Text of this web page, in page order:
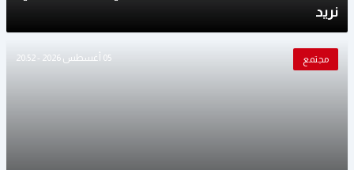
نريد
مجتمع 05 أغسطس 2026 - 20:52